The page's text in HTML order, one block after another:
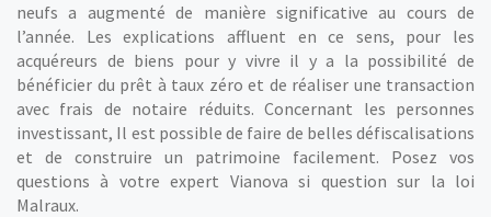
neufs a augmenté de manière significative au cours de
l’année. Les explications affluent en ce sens, pour les
acquéreurs de biens pour y vivre il y a la possibilité de
bénéficier du prêt à taux zéro et de réaliser une transaction
avec frais de notaire réduits. Concernant les personnes
investissant, Il est possible de faire de belles défiscalisations
et de construire un patrimoine facilement. Posez vos
questions à votre expert Vianova si question sur la loi
Malraux.